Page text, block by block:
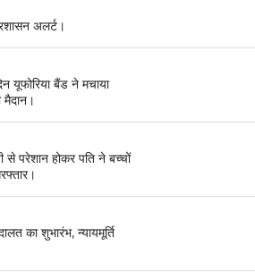
अलर्ट।
यूफोरिया बैंड ने मचाया
मैदान।
से परेशान होकर पति ने बच्चों
का शुभारंभ, न्यायमूर्ति